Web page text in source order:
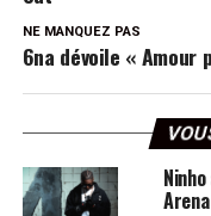
NE MANQUEZ PAS
6na dévoile « Amour